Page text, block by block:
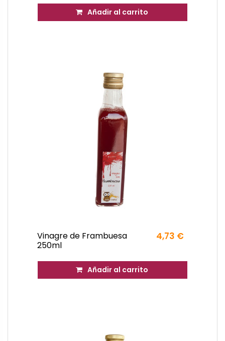
Añadir al carrito
Vinagre de Frambuesa
250ml
4,73 €
Añadir al carrito